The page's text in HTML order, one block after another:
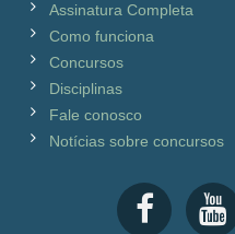
Assinatura Completa
Como funciona
Concursos
Disciplinas
Fale conosco
Notícias sobre concursos